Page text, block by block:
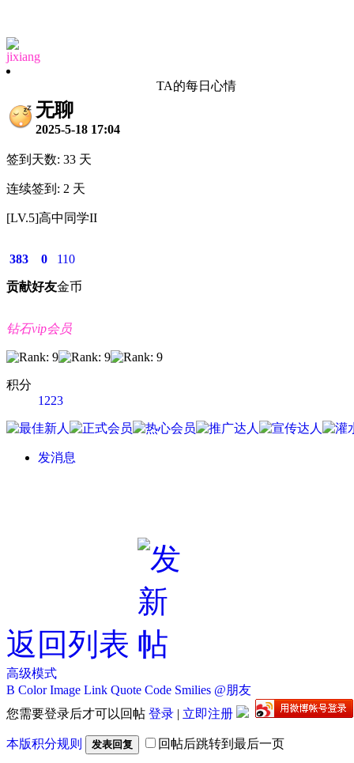
jixiang
TA的每日心情
无聊
2025-5-18 17:04
签到天数: 33 天
连续签到: 2 天
[LV.5]高中同学II
383
贡献
0
好友
110
金币
钻石vip会员
积分
1223
发消息
返回列表
高级模式
B Color Image Link Quote Code Smilies @朋友
您需要登录后才可以回帖 登录 | 立即注册
本版积分规则 发表回复 回帖后跳转到最后一页